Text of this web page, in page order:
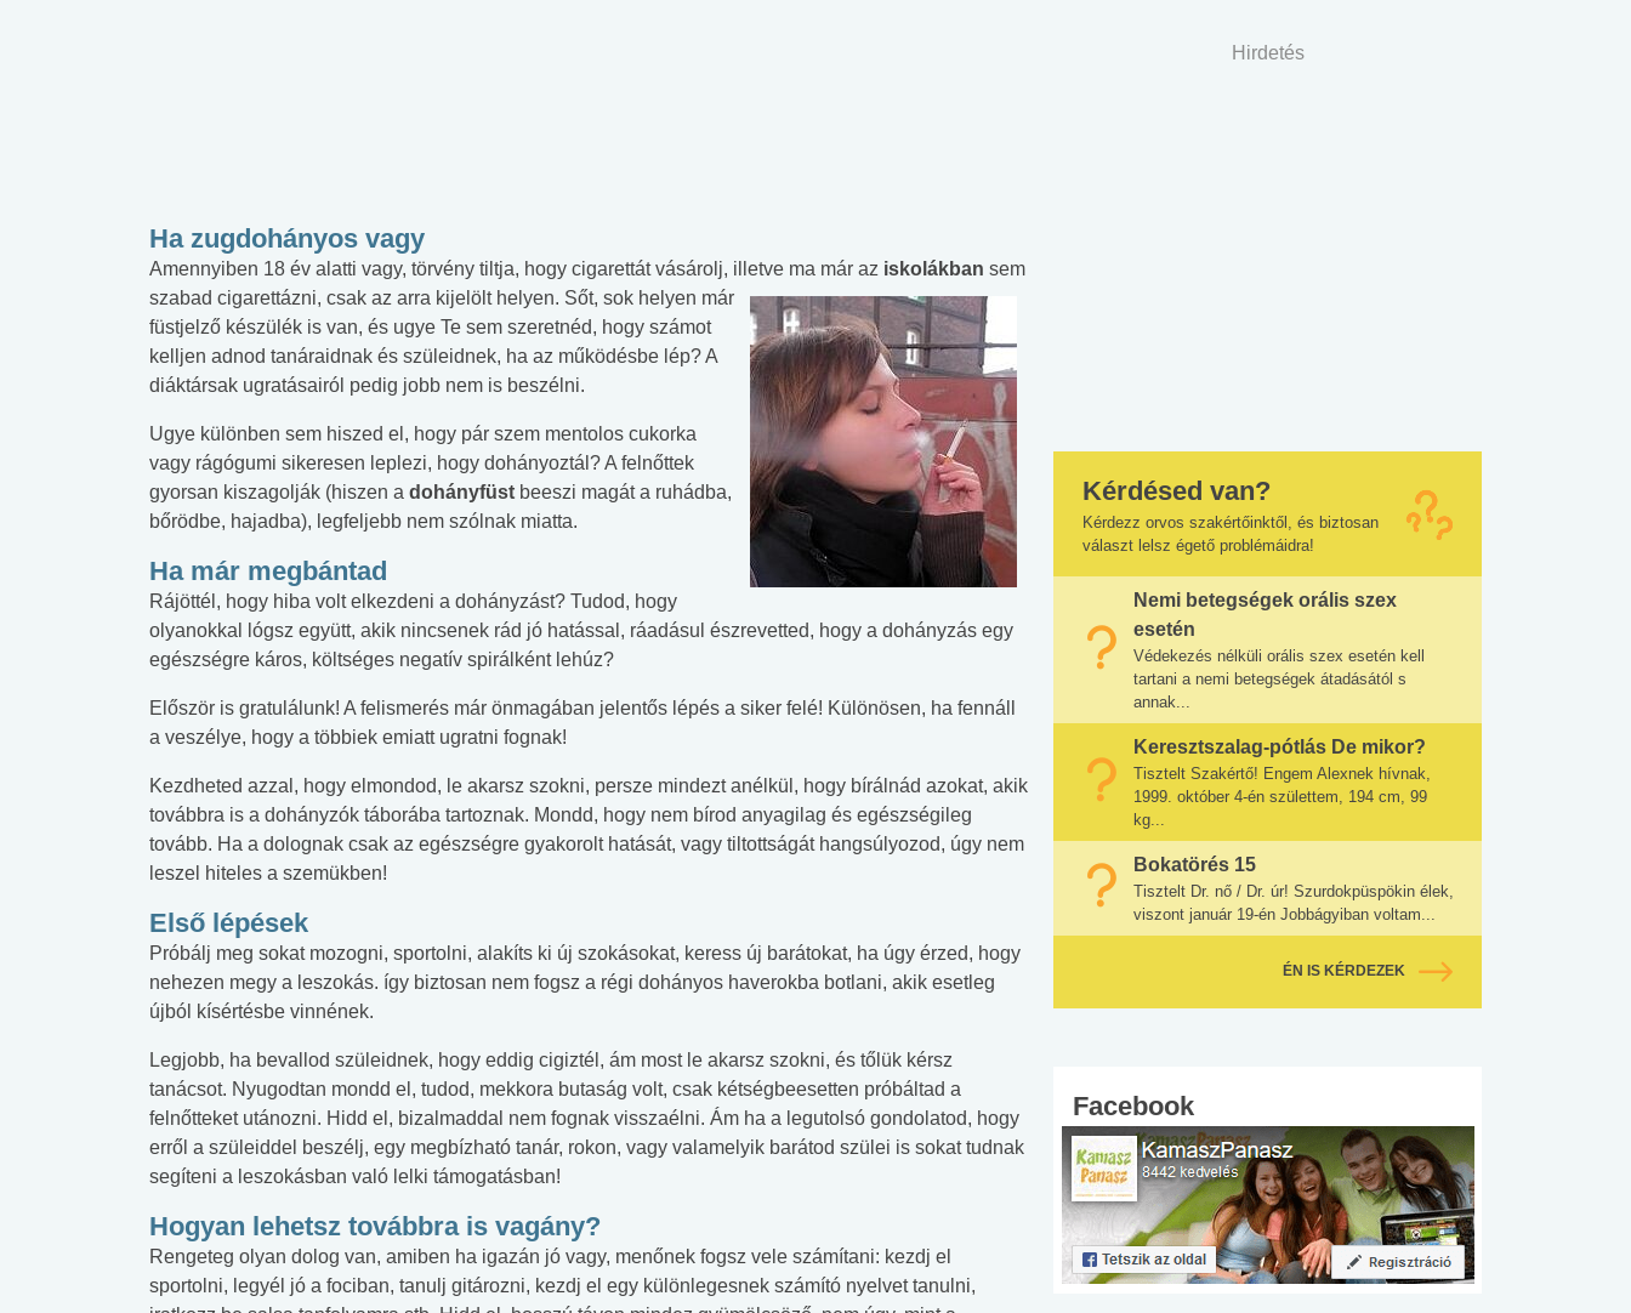
Ha zugdohányos vagy
Amennyiben 18 év alatti vagy, törvény tiltja, hogy cigarettát vásárolj, illetve ma már az iskolákban sem
szabad cigarettázni, csak az arra kijelölt helyen. Sőt, sok helyen már
füstjelző készülék is van, és ugye Te sem szeretnéd, hogy számot
kelljen adnod tanáraidnak és szüleidnek, ha az működésbe lép? A
diáktársak ugratásairól pedig jobb nem is beszélni.
Ugye különben sem hiszed el, hogy pár szem mentolos cukorka
vagy rágógumi sikeresen leplezi, hogy dohányoztál? A felnőttek
gyorsan kiszagolják (hiszen a dohányfüst beeszi magát a ruhádba,
bőrödbe, hajadba), legfeljebb nem szólnak miatta.
Ha már megbántad
Rájöttél, hogy hiba volt elkezdeni a dohányzást? Tudod, hogy
olyanokkal lógsz együtt, akik nincsenek rád jó hatással, ráadásul észrevetted, hogy a dohányzás egy
egészségre káros, költséges negatív spirálként lehúz?
Először is gratulálunk! A felismerés már önmagában jelentős lépés a siker felé! Különösen, ha fennáll
a veszélye, hogy a többiek emiatt ugratni fognak!
Kezdheted azzal, hogy elmondod, le akarsz szokni, persze mindezt anélkül, hogy bírálnád azokat, akik
továbbra is a dohányzók táborába tartoznak. Mondd, hogy nem bírod anyagilag és egészségileg
tovább. Ha a dolognak csak az egészségre gyakorolt hatását, vagy tiltottságát hangsúlyozod, úgy nem
leszel hiteles a szemükben!
Első lépések
Próbálj meg sokat mozogni, sportolni, alakíts ki új szokásokat, keress új barátokat, ha úgy érzed, hogy
nehezen megy a leszokás. így biztosan nem fogsz a régi dohányos haverokba botlani, akik esetleg
újból kísértésbe vinnének.
Legjobb, ha bevallod szüleidnek, hogy eddig cigiztél, ám most le akarsz szokni, és tőlük kérsz
tanácsot. Nyugodtan mondd el, tudod, mekkora butaság volt, csak kétségbeesetten próbáltad a
felnőtteket utánozni. Hidd el, bizalmaddal nem fognak visszaélni. Ám ha a legutolsó gondolatod, hogy
erről a szüleiddel beszélj, egy megbízható tanár, rokon, vagy valamelyik barátod szülei is sokat tudnak
segíteni a leszokásban való lelki támogatásban!
Hogyan lehetsz továbbra is vagány?
Rengeteg olyan dolog van, amiben ha igazán jó vagy, menőnek fogsz vele számítani: kezdj el
sportolni, legyél jó a fociban, tanulj gitározni, kezdj el egy különlegesnek számító nyelvet tanulni,
Hirdetés
Kérdésed van?
Kérdezz orvos szakértőinktől, és biztosan
választ lelsz égető problémáidra!
Nemi betegségek orális szex
esetén
Védekezés nélküli orális szex esetén kell
tartani a nemi betegségek átadásától s
annak...
Keresztszalag-pótlás De mikor?
Tisztelt Szakértő! Engem Alexnek hívnak,
1999. október 4-én születtem, 194 cm, 99
kg...
Bokatörés 15
Tisztelt Dr. nő / Dr. úr! Szurdokpüspökin élek,
viszont január 19-én Jobbágyiban voltam...
ÉN IS KÉRDEZEK
Facebook